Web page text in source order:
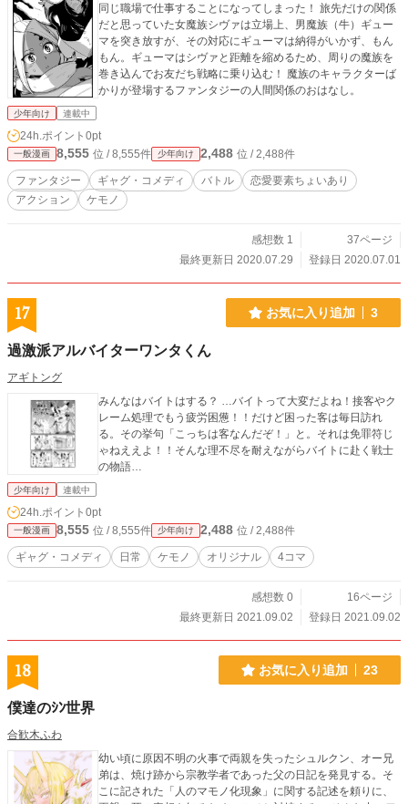
同じ職場で仕事することになってしまった！ 旅先だけの関係
だと思っていた女魔族シヴァは立場上、男魔族（牛）ギュー
マを突き放すが、その対応にギューマは納得がいかず、もん
もん。ギューマはシヴァと距離を縮めるため、周りの魔族を
巻き込んでお友だち戦略に乗り込む！ 魔族のキャラクターば
かりが登場するファンタジーの人間関係のおはなし。
少年向け 連載中
24h.ポイント 0pt
一般漫画 8,555 位 / 8,555件 少年向け 2,488 位 / 2,488件
ファンタジー ギャグ・コメディ バトル
恋愛要素ちょいあり
アクション
ケモノ
感想数 1
37ページ
最終更新日 2020.07.29
登録日 2020.07.01
17 お気に入り追加 3
過激派アルバイターワンタくん
アギトング
みんなはバイトはする？ …バイトって大変だよね！接客やク
レーム処理でもう疲労困憊！！だけど困った客は毎日訪れ
る。その挙句「こっちは客なんだぞ！」と。それは免罪符じ
ゃねええよ！！そんな理不尽を耐えながらバイトに赴く戦士
の物語…
少年向け 連載中
24h.ポイント 0pt
一般漫画 8,555 位 / 8,555件 少年向け 2,488 位 / 2,488件
ギャグ・コメディ 日常 ケモノ オリジナル 4コマ
感想数 0
16ページ
最終更新日 2021.09.02
登録日 2021.09.02
18 お気に入り追加 23
僕達のｼﾝ世界
合歓木ふわ
幼い頃に原因不明の火事で両親を失ったシュルクン、オー兄
弟は、焼け跡から宗教学者であった父の日記を発見する。そ
こに記された「人のマモノ化現象」に関する記述を頼りに、